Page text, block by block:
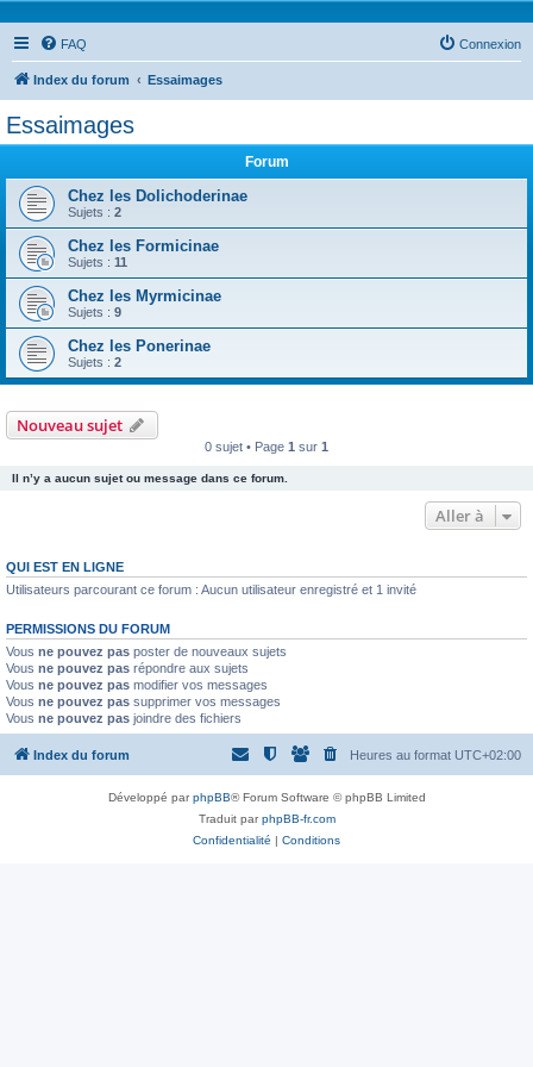
FAQ Connexion
Index du forum Essaimages
Essaimages
Forum
Chez les Dolichoderinae
Sujets : 2
Chez les Formicinae
Sujets : 11
Chez les Myrmicinae
Sujets : 9
Chez les Ponerinae
Sujets : 2
Nouveau sujet
0 sujet • Page 1 sur 1
Il n’y a aucun sujet ou message dans ce forum.
Aller à
QUI EST EN LIGNE
Utilisateurs parcourant ce forum : Aucun utilisateur enregistré et 1 invité
PERMISSIONS DU FORUM
Vous ne pouvez pas poster de nouveaux sujets
Vous ne pouvez pas répondre aux sujets
Vous ne pouvez pas modifier vos messages
Vous ne pouvez pas supprimer vos messages
Vous ne pouvez pas joindre des fichiers
Index du forum Heures au format UTC+02:00
Développé parphpBB® Forum Software © phpBB Limited
Traduit parphpBB-fr.com
Confidentialité | Conditions